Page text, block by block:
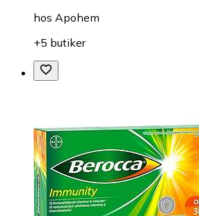
hos Apohem
+5 butiker